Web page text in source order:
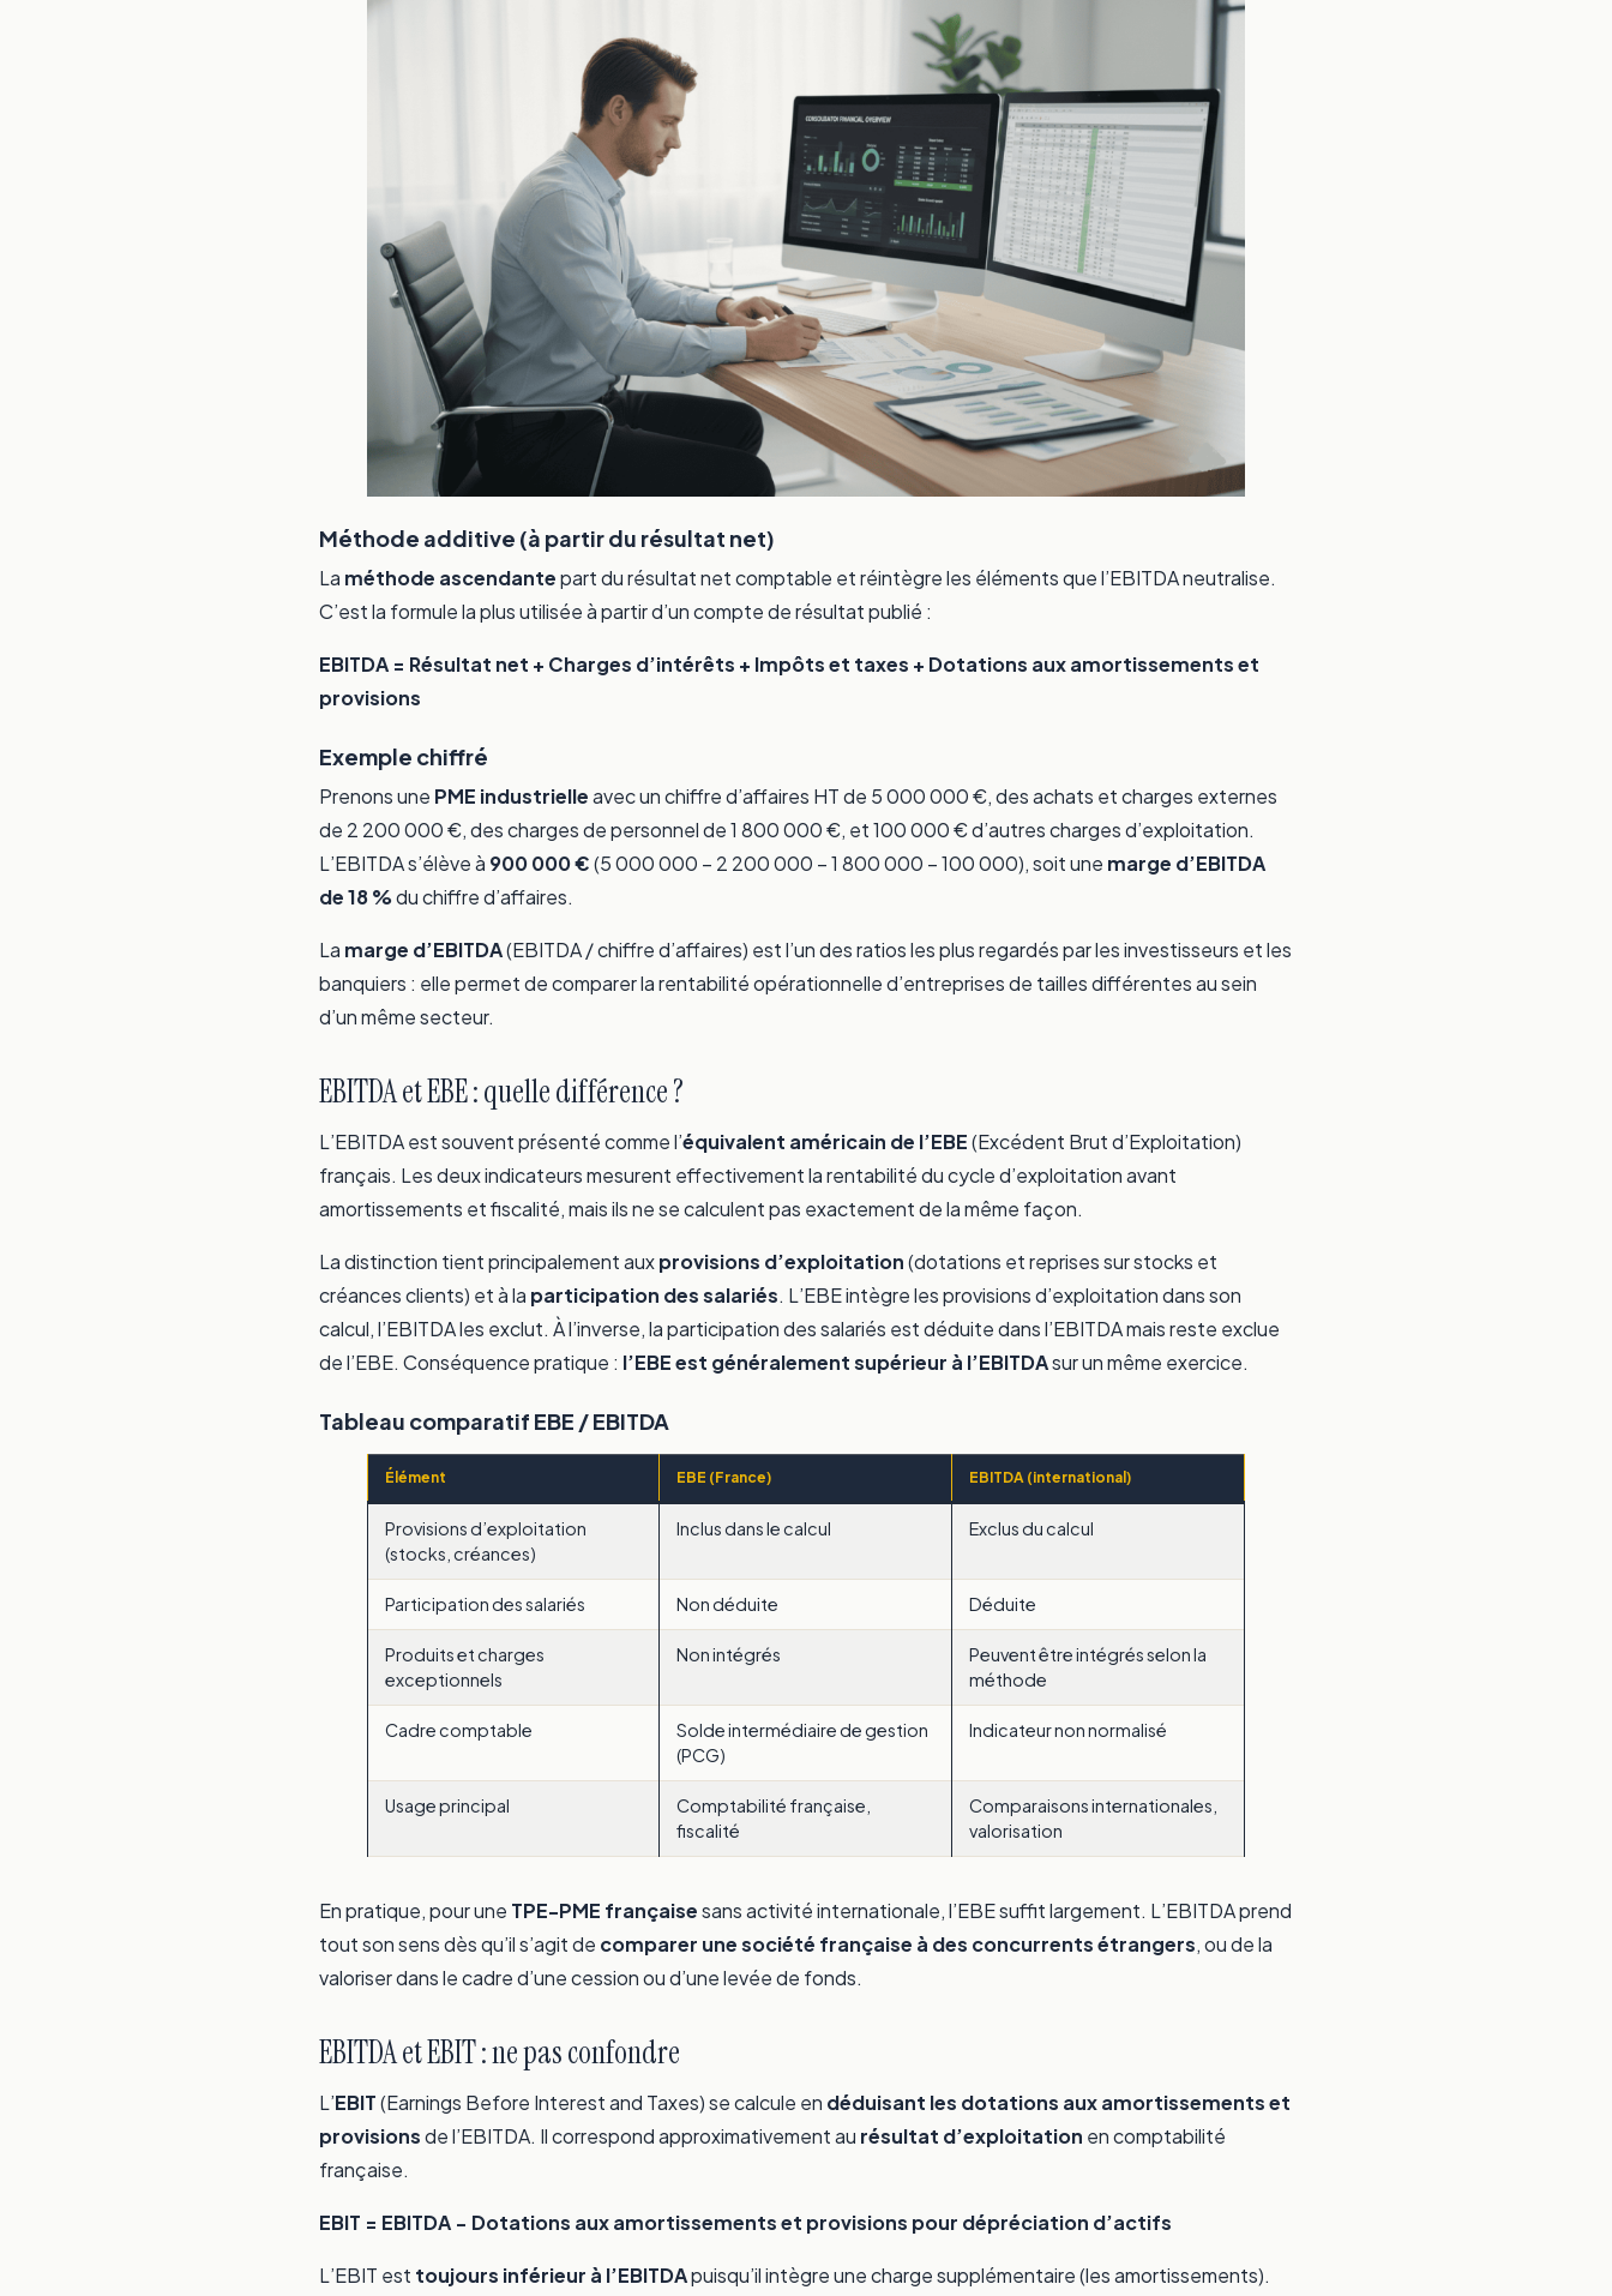
Méthode additive (à partir du résultat net)
La méthode ascendantepart du résultat net comptable et réintègre les éléments que l’EBITDA neutralise.
C’est la formule la plus utilisée à partir d’un compte de résultat publié :
EBITDA = Résultat net + Charges d’intérêts + Impôts et taxes + Dotations aux amortissements et
provisions
Exemple chiffré
Prenons une PME industrielleavec un chiffre d’affaires HT de 5 000 000 €, des achats et charges externes
de 2 200 000 €, des charges de personnel de 1 800 000 €, et 100 000 € d’autres charges d’exploitation.
L’EBITDA s’élève à 900 000 €(5 000 000 − 2 200 000 − 1 800 000 − 100 000), soit une marge d’EBITDA
de 18 %du chiffre d’affaires.
La marge d’EBITDA(EBITDA / chiffre d’affaires) est l’un des ratios les plus regardés par les investisseurs et les
banquiers : elle permet de comparer la rentabilité opérationnelle d’entreprises de tailles différentes au sein
d’un même secteur.
EBITDA et EBE : quelle différence ?
L’EBITDA est souvent présenté comme l’équivalent américain de l’EBE(Excédent Brut d’Exploitation)
français. Les deux indicateurs mesurent effectivement la rentabilité du cycle d’exploitation avant
amortissements et fiscalité, mais ils ne se calculent pas exactement de la même façon.
La distinction tient principalement auxprovisions d’exploitation(dotations et reprises sur stocks et
créances clients) et à la participation des salariés. L’EBE intègre les provisions d’exploitation dans son
calcul, l’EBITDA les exclut. À l’inverse, la participation des salariés est déduite dans l’EBITDA mais reste exclue
de l’EBE. Conséquence pratique : l’EBE est généralement supérieur à l’EBITDAsur un même exercice.
Tableau comparatif EBE / EBITDA
Élément EBE (France) EBITDA (international)
Provisions d’exploitation
(stocks, créances)
Inclus dans le calcul Exclus du calcul
Participation des salariés Non déduite Déduite
Produits et charges
exceptionnels
Non intégrés
Peuvent être intégrés selon la
méthode
Cadre comptable
Solde intermédiaire de gestion
(PCG)
Indicateur non normalisé
Usage principal
Comptabilité française,
fiscalité
Comparaisons internationales,
valorisation
En pratique, pour une TPE-PME françaisesans activité internationale, l’EBE suffit largement. L’EBITDA prend
tout son sens dès qu’il s’agit de comparer une société française à des concurrents étrangers, ou de la
valoriser dans le cadre d’une cession ou d’une levée de fonds.
EBITDA et EBIT : ne pas confondre
L’EBIT(Earnings Before Interest and Taxes) se calcule en déduisant les dotations aux amortissements et
provisionsde l’EBITDA. Il correspond approximativement au résultat d’exploitation en comptabilité
française.
EBIT = EBITDA − Dotations aux amortissements et provisions pour dépréciation d’actifs
L’EBIT est toujours inférieur à l’EBITDApuisqu’il intègre une charge supplémentaire (les amortissements).